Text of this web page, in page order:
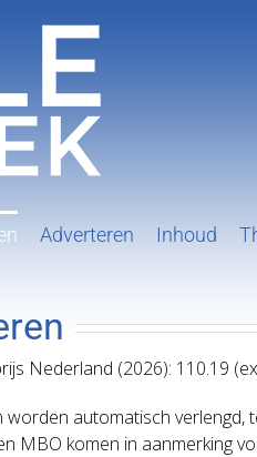
Adverteren Inhoud
Nederland (2026): 110.19
automatisch verlengd,
MBO komen in aanmerking